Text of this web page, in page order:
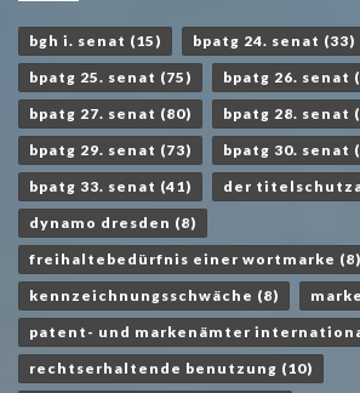
bgh i. senat (15) bpatg 24. senat (33)
bpatg 25. senat (75) bpatg 26. senat
bpatg 27. senat (80) bpatg 28. senat
bpatg 29. senat (73) bpatg 30. senat
bpatg 33. senat (41) der
dynamo dresden (8)
freihaltebedürfnis einer wortmarke (8)
kennzeichnungsschwäche (8)
patent- und markenämter
rechtserhaltende benutzung (10)